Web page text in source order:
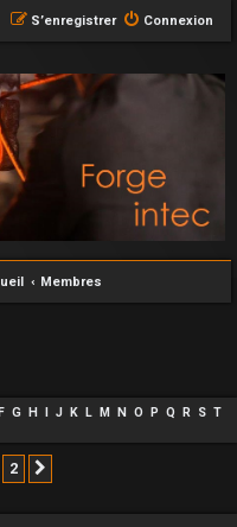
Connexion
S’enregistrer
Membres
G H I J K L M N O P Q R S T
2